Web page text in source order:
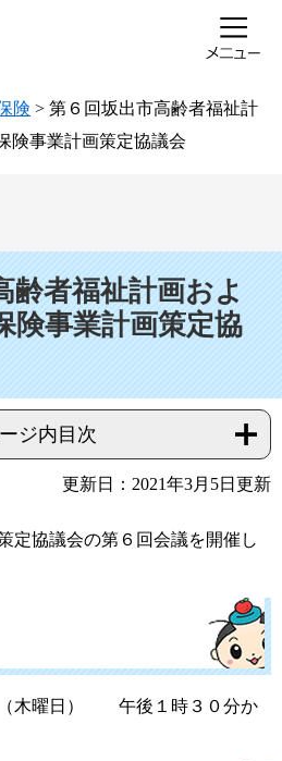
険 > 第６回坂出市高齢者福祉計
険事業計画策定協議会
齢者福祉計画およ
険事業計画策定協
ジ内目次
更新日：2021年3月5日更新
定協議会の第６回会議を開催し
木曜日） 午後１時３０分か